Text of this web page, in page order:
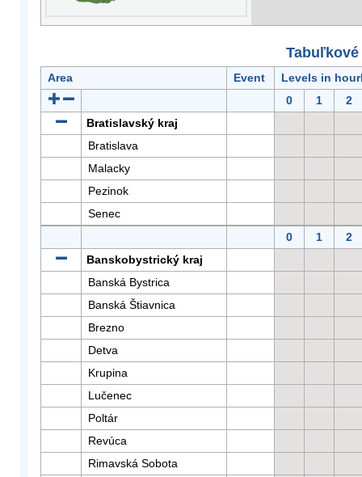
Area Event
Levels in
0
1
2
Bratislavský kraj
Bratislava
Malacky
Pezinok
Senec
0
1
2
Banskobystrický kraj
Banská Bystrica
Banská Štiavnica
Brezno
Detva
Krupina
Lučenec
Poltár
Revúca
Rimavská Sobota